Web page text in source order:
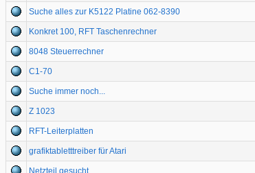
Suche alles zur K5122 Platine 062-8390
Konkret 100, RFT Taschenrechner
8048 Steuerrechner
C1-70
Suche immer noch...
Z 1023
RFT-Leiterplatten
grafiktabletttreiber für Atari
Netzteil gesucht